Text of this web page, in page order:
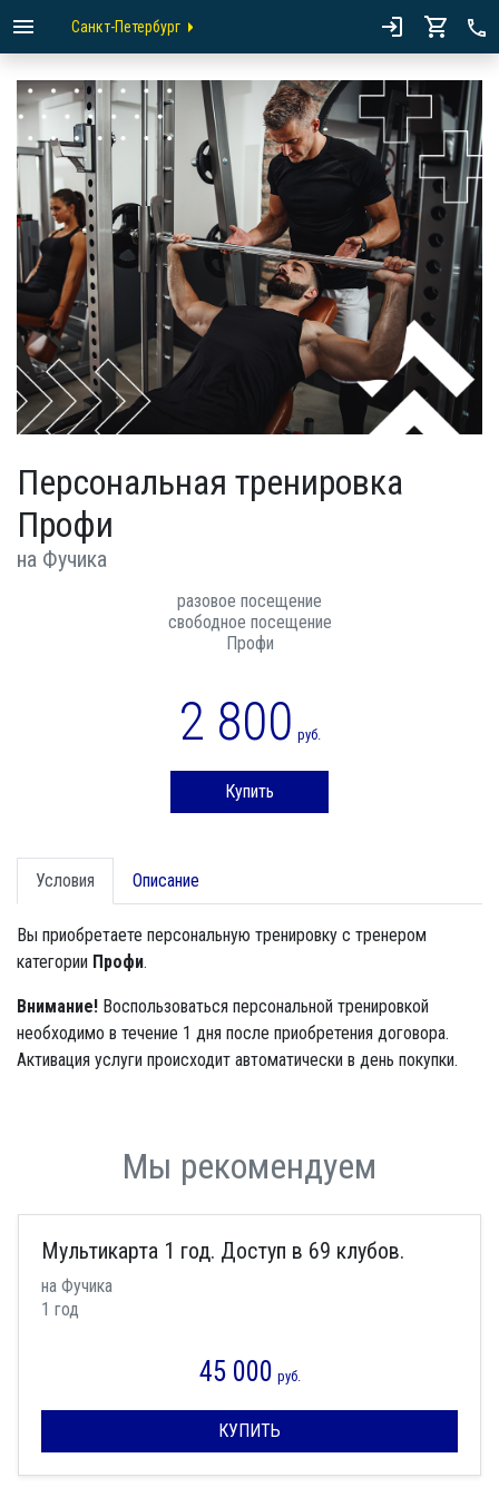
Санкт-Петербург
Персональная тренировка
Профи
на Фучика
разовое посещение
свободное посещение
Профи
2 800 руб.
Купить
Условия Описание
Вы приобретаете персональную тренировку с тренером
категории Профи.
Внимание! Воспользоваться персональной тренировкой
необходимо в течение 1 дня после приобретения договора.
Активация услуги происходит автоматически в день покупки.
Мы рекомендуем
Мультикарта 1 год. Доступ в 69 клубов.
на Фучика
1 год
45 000 руб.
КУПИТЬ